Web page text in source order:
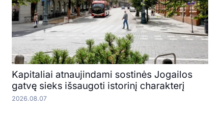
Kapitaliai atnaujindami sostinės Jogailos
gatvę sieks išsaugoti istorinį charakterį
2026.08.07